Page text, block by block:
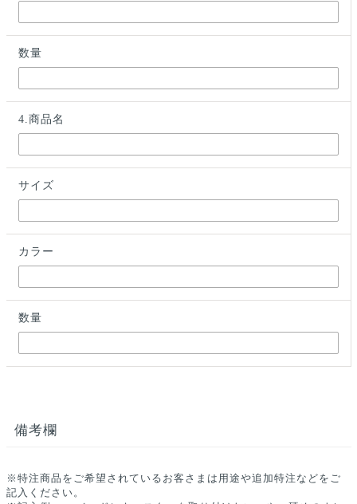
数量
4.商品名
サイズ
カラー
数量
備考欄
※特注商品をご希望されているお客さまは用途や追加特注などをご
記入ください。